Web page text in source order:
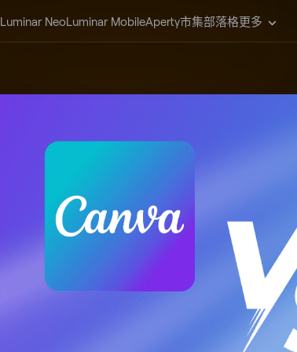
Luminar NeoLuminar MobileAperty市集部落格更多